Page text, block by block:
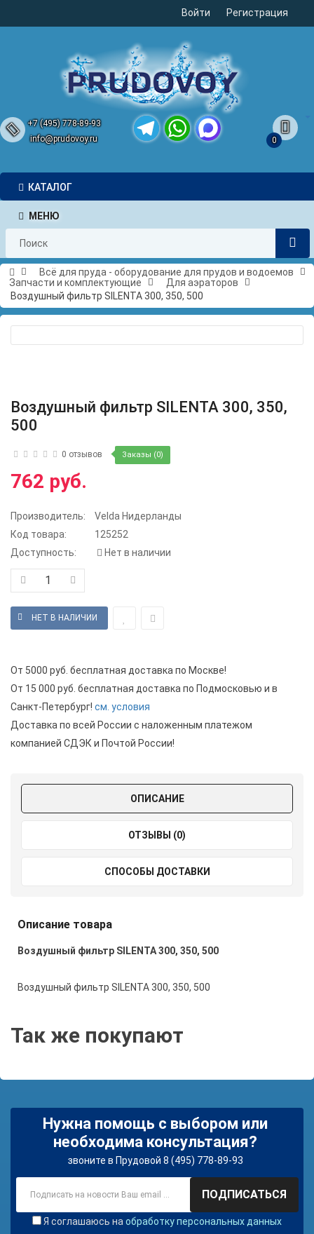
Войти Регистрация
+7 (495) 778-89-93
info@prudovoy.ru
0
КАТАЛОГ
МЕНЮ
Всё для пруда - оборудование для прудов и водоемов
Запчасти и комплектующие
Для аэраторов
Воздушный фильтр SILENTA 300, 350, 500
Воздушный фильтр SILENTA 300, 350,
500
0 отзывов Заказы (0)
762 руб.
Производитель:
Velda Нидерланды
Код товара:
125252
Доступность:
Нет в наличии
От 5000 руб. бесплатная доставка по Москве!
От 15 000 руб. бесплатная доставка по Подмосковью и в
Санкт-Петербург! см. условия
Доставка по всей России с наложенным платежом
компанией СДЭК и Почтой России!
ОПИСАНИЕ
ОТЗЫВЫ (0)
СПОСОБЫ ДОСТАВКИ
Описание товара
Воздушный фильтр SILENTA 300, 350, 500
Воздушный фильтр SILENTA 300, 350, 500
Так же покупают
Нужна помощь с выбором или
необходима консультация?
звоните в Прудовой 8 (495) 778-89-93
ПОДПИСАТЬСЯ
Я соглашаюсь на обработку персональных данных